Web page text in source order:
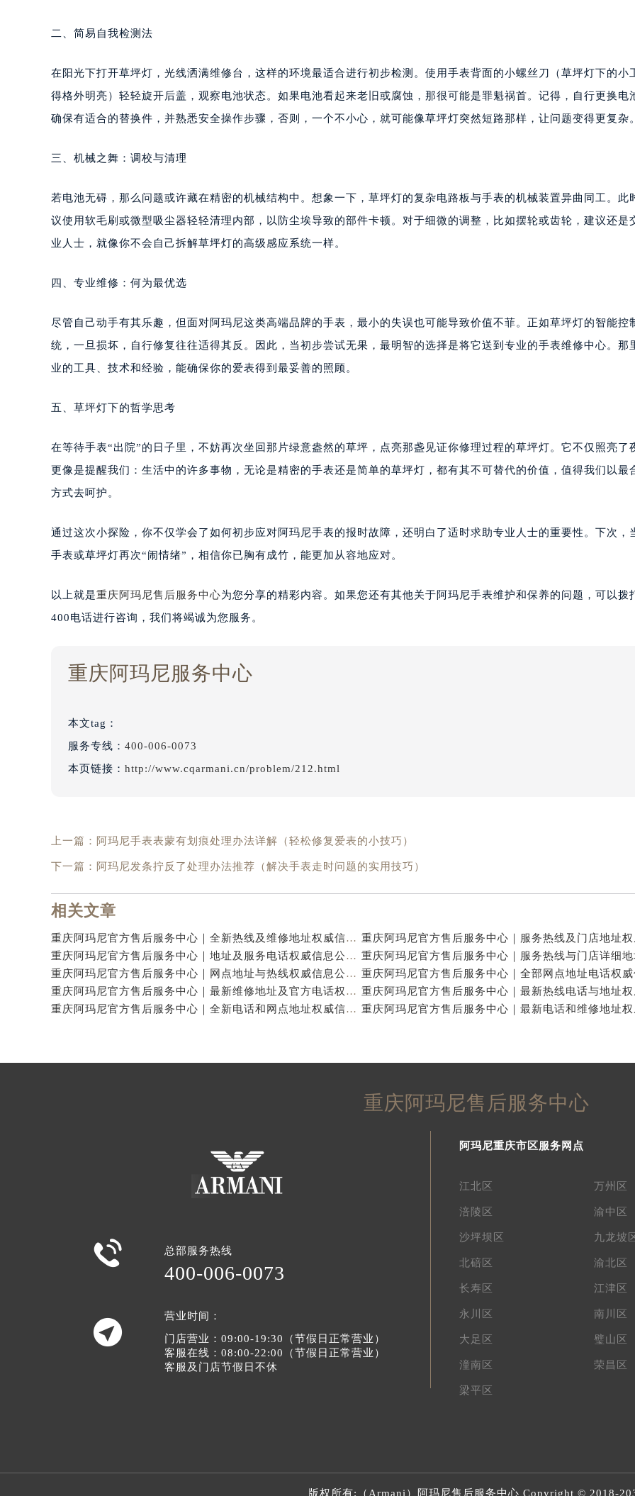
二、简易自我检测法
在阳光下打开草坪灯，光线洒满维修台，这样的环境最适合进行初步检测。使用手表背面的小螺丝刀（草坪灯下的小
得格外明亮）轻轻旋开后盖，观察电池状态。如果电池看起来老旧或腐蚀，那很可能是罪魁祸首。记得，自行更换电
确保有适合的替换件，并熟悉安全操作步骤，否则，一个不小心，就可能像草坪灯突然短路那样，让问题变得更复杂
三、机械之舞：调校与清理
若电池无碍，那么问题或许藏在精密的机械结构中。想象一下，草坪灯的复杂电路板与手表的机械装置异曲同工。此
议使用软毛刷或微型吸尘器轻轻清理内部，以防尘埃导致的部件卡顿。对于细微的调整，比如摆轮或齿轮，建议还是
业人士，就像你不会自己拆解草坪灯的高级感应系统一样。
四、专业维修：何为最优选
尽管自己动手有其乐趣，但面对阿玛尼这类高端品牌的手表，最小的失误也可能导致价值不菲。正如草坪灯的智能控
统，一旦损坏，自行修复往往适得其反。因此，当初步尝试无果，最明智的选择是将它送到专业的手表维修中心。那
业的工具、技术和经验，能确保你的爱表得到最妥善的照顾。
五、草坪灯下的哲学思考
在等待手表“出院”的日子里，不妨再次坐回那片绿意盎然的草坪，点亮那盏见证你修理过程的草坪灯。它不仅照亮了
更像是提醒我们：生活中的许多事物，无论是精密的手表还是简单的草坪灯，都有其不可替代的价值，值得我们以最
方式去呵护。
通过这次小探险，你不仅学会了如何初步应对阿玛尼手表的报时故障，还明白了适时求助专业人士的重要性。下次，
手表或草坪灯再次“闹情绪”，相信你已胸有成竹，能更加从容地应对。
以上就是重庆阿玛尼售后服务中心为您分享的精彩内容。如果您还有其他关于阿玛尼手表维护和保养的问题，可以拨
400电话进行咨询，我们将竭诚为您服务。
重庆阿玛尼服务中心
本文tag：
服务专线： 400-006-0073
本页链接： http://www.cqarmani.cn/problem/212.html
上一篇： 阿玛尼手表表蒙有划痕处理办法详解（轻松修复爱表的小技巧）
下一篇： 阿玛尼发条拧反了处理办法推荐（解决手表走时问题的实用技巧）
相关文章
重庆阿玛尼官方售后服务中心｜全新热线及维修地址权威信息公示（2026年7月最新）
重庆阿玛尼官方售后服务中心｜地址及服务电话权威信息公示（2026年7月最新）
重庆阿玛尼官方售后服务中心｜网点地址与热线权威信息公示（2026年7月最新）
重庆阿玛尼官方售后服务中心｜最新维修地址及官方电话权威信息公示（2026年7月最新）
重庆阿玛尼官方售后服务中心｜全新电话和网点地址权威信息公示（2026年7月最新）
重庆阿玛尼售后服务中心
 总部服务热线
400-006-0073

营业时间：
门店营业：09:00-19:30（节假日正常营业）
客服在线：08:00-22:00（节假日正常营业）
客服及门店节假日不休
阿玛尼重庆市区服务网点
江北区 万州区
涪陵区 渝中区
沙坪坝区 九龙坡
北碚区 渝北区
长寿区 江津区
永川区 南川区
大足区 璧山区
潼南区 荣昌区
梁平区
版权所有:（Armani） 阿玛尼售后服务中心 Copyright © 2018-